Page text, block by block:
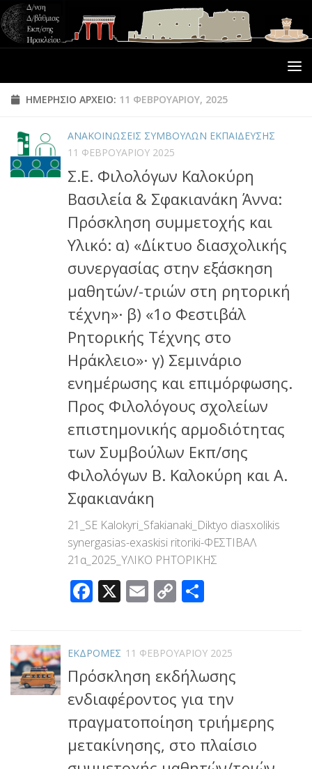
ΗΜΕΡΉΣΙΟ ΑΡΧΕΊΟ: 11 ΦΕΒΡΟΥΑΡΊΟΥ, 2025
ΑΝΑΚΟΙΝΩΣΕΙΣ ΣΥΜΒΟΥΛΩΝ ΕΚΠΑΙΔΕΥΣΗΣ
11 ΦΕΒΡΟΥΑΡΊΟΥ 2025
Σ.Ε. Φιλολόγων Καλοκύρη
Βασιλεία & Σφακιανάκη Άννα:
Πρόσκληση συμμετοχής και
Υλικό: α) «Δίκτυο διασχολικής
συνεργασίας στην εξάσκηση
μαθητών/-τριών στη ρητορική
τέχνη»· β) «1ο Φεστιβάλ
Ρητορικής Τέχνης στο
Ηράκλειο»· γ) Σεμινάριο
ενημέρωσης και επιμόρφωσης.
Προς Φιλολόγους σχολείων
επιστημονικής αρμοδιότητας
των Συμβούλων Εκπ/σης
Φιλολόγων Β. Καλοκύρη και Α.
Σφακιανάκη
21_SE Kalokyri_Sfakianaki_Diktyo diasxolikis
synergasias-exaskisi ritoriki-ΦΕΣΤΙΒΑΛ
21α_2025_ΥΛΙΚΟ ΡΗΤΟΡΙΚΗΣ
Facebook
X Email
Copy
ΕΚΔΡΟΜΕΣ 11 ΦΕΒΡΟΥΑΡΊΟΥ 2025
Πρόσκληση εκδήλωσης
ενδιαφέροντος για την
πραγματοποίηση τριήμερης
μετακίνησης, στο πλαίσιο